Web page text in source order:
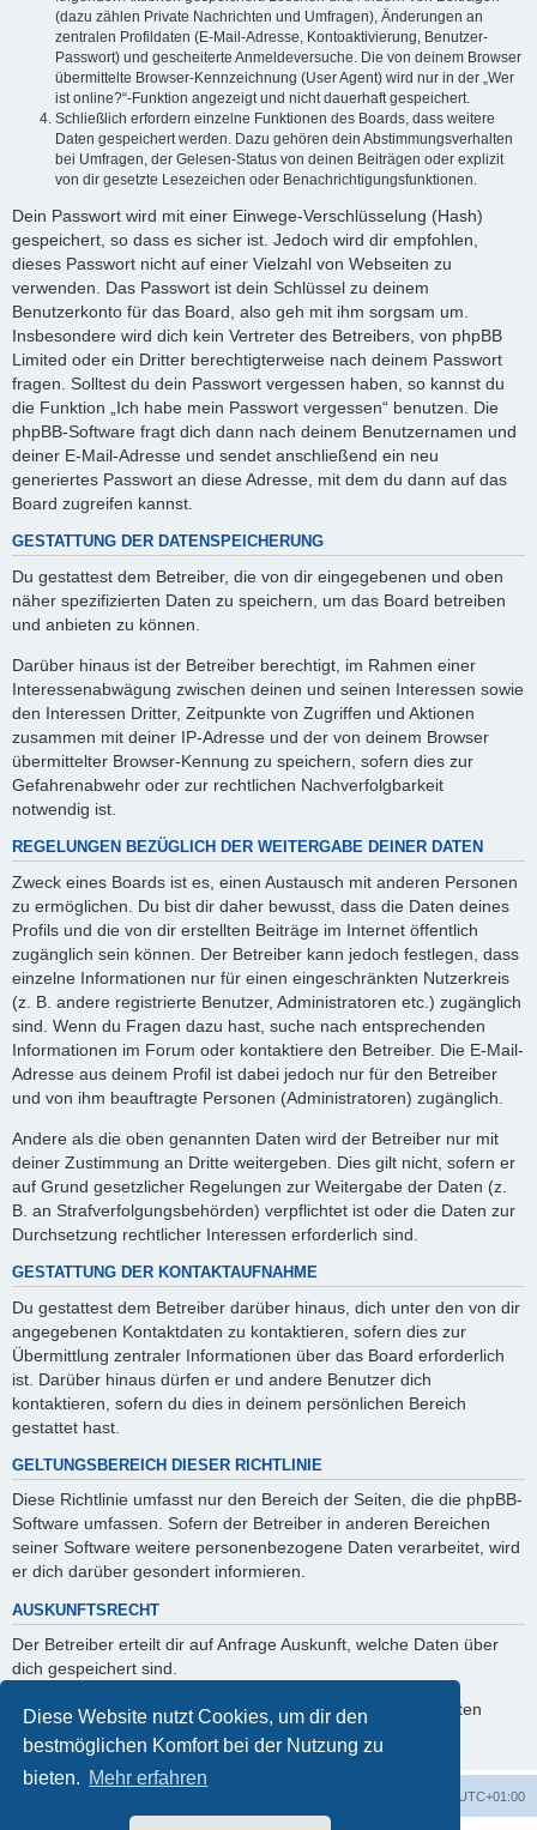
Diese Website nutzt Cookies, um dir den
bestmöglichen Komfort bei der Nutzung zu
bieten. Mehr erfahren
(dazu zählen Private Nachrichten und Umfragen), Änderungen an
zentralen Profildaten (E-Mail-Adresse, Kontoaktivierung, Benutzer-
Passwort) und gescheiterte Anmeldeversuche. Die von deinem Browser
übermittelte Browser-Kennzeichnung (User Agent) wird nur in der „Wer
ist online?“-Funktion angezeigt und nicht dauerhaft gespeichert.
Schließlich erfordern einzelne Funktionen des Boards, dass weitere
Daten gespeichert werden. Dazu gehören dein Abstimmungsverhalten
bei Umfragen, der Gelesen-Status von deinen Beiträgen oder explizit
von dir gesetzte Lesezeichen oder Benachrichtigungsfunktionen.
Dein Passwort wird mit einer Einwege-Verschlüsselung (Hash)
gespeichert, so dass es sicher ist. Jedoch wird dir empfohlen,
dieses Passwort nicht auf einer Vielzahl von Webseiten zu
verwenden. Das Passwort ist dein Schlüssel zu deinem
Benutzerkonto für das Board, also geh mit ihm sorgsam um.
Insbesondere wird dich kein Vertreter des Betreibers, von phpBB
Limited oder ein Dritter berechtigterweise nach deinem Passwort
fragen. Solltest du dein Passwort vergessen haben, so kannst du
die Funktion „Ich habe mein Passwort vergessen“ benutzen. Die
phpBB-Software fragt dich dann nach deinem Benutzernamen und
deiner E-Mail-Adresse und sendet anschließend ein neu
generiertes Passwort an diese Adresse, mit dem du dann auf das
Board zugreifen kannst.
GESTATTUNG DER DATENSPEICHERUNG
Du gestattest dem Betreiber, die von dir eingegebenen und oben
näher spezifizierten Daten zu speichern, um das Board betreiben
und anbieten zu können.
Darüber hinaus ist der Betreiber berechtigt, im Rahmen einer
Interessenabwägung zwischen deinen und seinen Interessen sowie
den Interessen Dritter, Zeitpunkte von Zugriffen und Aktionen
zusammen mit deiner IP-Adresse und der von deinem Browser
übermittelter Browser-Kennung zu speichern, sofern dies zur
Gefahrenabwehr oder zur rechtlichen Nachverfolgbarkeit
notwendig ist.
REGELUNGEN BEZÜGLICH DER WEITERGABE DEINER DATEN
Zweck eines Boards ist es, einen Austausch mit anderen Personen
zu ermöglichen. Du bist dir daher bewusst, dass die Daten deines
Profils und die von dir erstellten Beiträge im Internet öffentlich
zugänglich sein können. Der Betreiber kann jedoch festlegen, dass
einzelne Informationen nur für einen eingeschränkten Nutzerkreis
(z. B. andere registrierte Benutzer, Administratoren etc.) zugänglich
sind. Wenn du Fragen dazu hast, suche nach entsprechenden
Informationen im Forum oder kontaktiere den Betreiber. Die E-Mail-
Adresse aus deinem Profil ist dabei jedoch nur für den Betreiber
und von ihm beauftragte Personen (Administratoren) zugänglich.
Andere als die oben genannten Daten wird der Betreiber nur mit
deiner Zustimmung an Dritte weitergeben. Dies gilt nicht, sofern er
auf Grund gesetzlicher Regelungen zur Weitergabe der Daten (z.
B. an Strafverfolgungsbehörden) verpflichtet ist oder die Daten zur
Durchsetzung rechtlicher Interessen erforderlich sind.
GESTATTUNG DER KONTAKTAUFNAHME
Du gestattest dem Betreiber darüber hinaus, dich unter den von dir
angegebenen Kontaktdaten zu kontaktieren, sofern dies zur
Übermittlung zentraler Informationen über das Board erforderlich
ist. Darüber hinaus dürfen er und andere Benutzer dich
kontaktieren, sofern du dies in deinem persönlichen Bereich
gestattet hast.
GELTUNGSBEREICH DIESER RICHTLINIE
Diese Richtlinie umfasst nur den Bereich der Seiten, die die phpBB-
Software umfassen. Sofern der Betreiber in anderen Bereichen
seiner Software weitere personenbezogene Daten verarbeitet, wird
er dich darüber gesondert informieren.
AUSKUNFTSRECHT
Der Betreiber erteilt dir auf Anfrage Auskunft, welche Daten über
dich gespeichert sind.
Du kannst jederzeit die Löschung bzw. Sperrung deiner Daten
verlangen. Kontaktiere hierzu bitte den Betreiber.
UTC+01:00